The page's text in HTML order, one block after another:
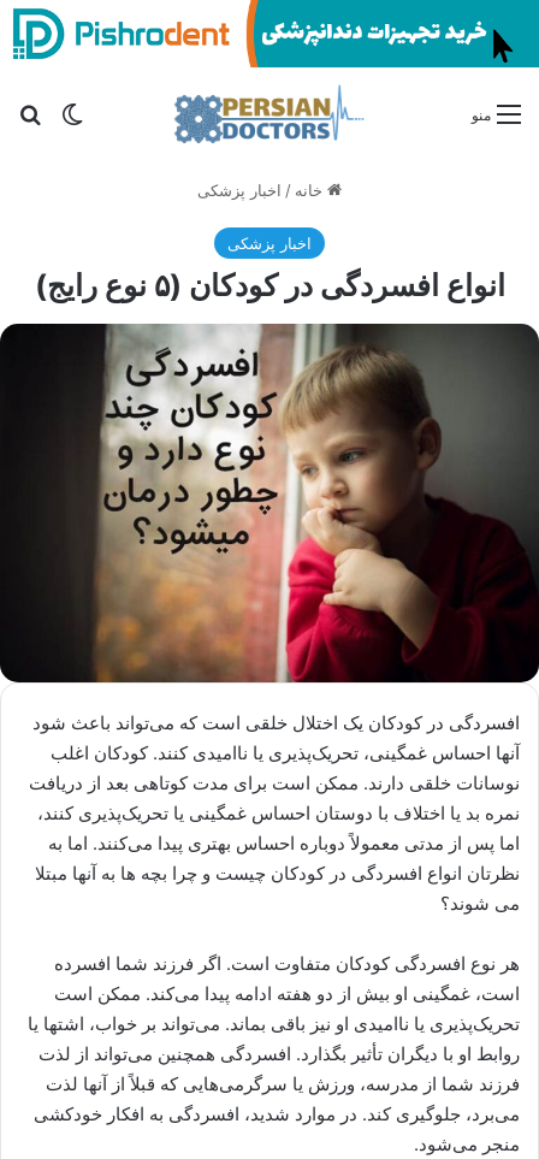
تغییر منو
خانه / اخبار پزشکی
اخبار پزشکی
انواع افسردگی در کودکان (۵ نوع رایج)
افسردگی در کودکان یک اختلال خلقی است که می‌تواند باعث شود
آنها احساس غمگینی، تحریک‌پذیری یا ناامیدی کنند. کودکان اغلب
نوسانات خلقی دارند. ممکن است برای مدت کوتاهی بعد از دریافت
نمره بد یا اختلاف با دوستان احساس غمگینی یا تحریک‌پذیری کنند،
اما پس از مدتی معمولاً دوباره احساس بهتری پیدا می‌کنند. اما به
نظرتان انواع افسردگی در کودکان چیست و چرا بچه ها به آنها مبتلا
می شوند؟
هر نوع افسردگی کودکان متفاوت است. اگر فرزند شما افسرده
است، غمگینی او بیش از دو هفته ادامه پیدا می‌کند. ممکن است
تحریک‌پذیری یا ناامیدی او نیز باقی بماند. می‌تواند بر خواب، اشتها یا
روابط او با دیگران تأثیر بگذارد. افسردگی همچنین می‌تواند از لذت
فرزند شما از مدرسه، ورزش یا سرگرمی‌هایی که قبلاً از آنها لذت
می‌برد، جلوگیری کند. در موارد شدید، افسردگی به افکار خودکشی
منجر می‌شود.